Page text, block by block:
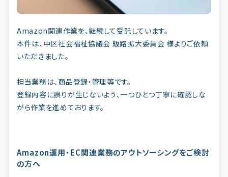
Amazon関連作業を、継続して受託しています。
本件は、中区社会福祉協議会 販路拡大委員会 様よりご依頼
いただきました。
担当業務は、商品登録・管理等です。
登録内容に誤りが生じないよう、一つひとつ丁寧に確認しな
がら作業を進めております。
Amazon運用・EC関連業務のアウトソーシングをご検討
の方へ